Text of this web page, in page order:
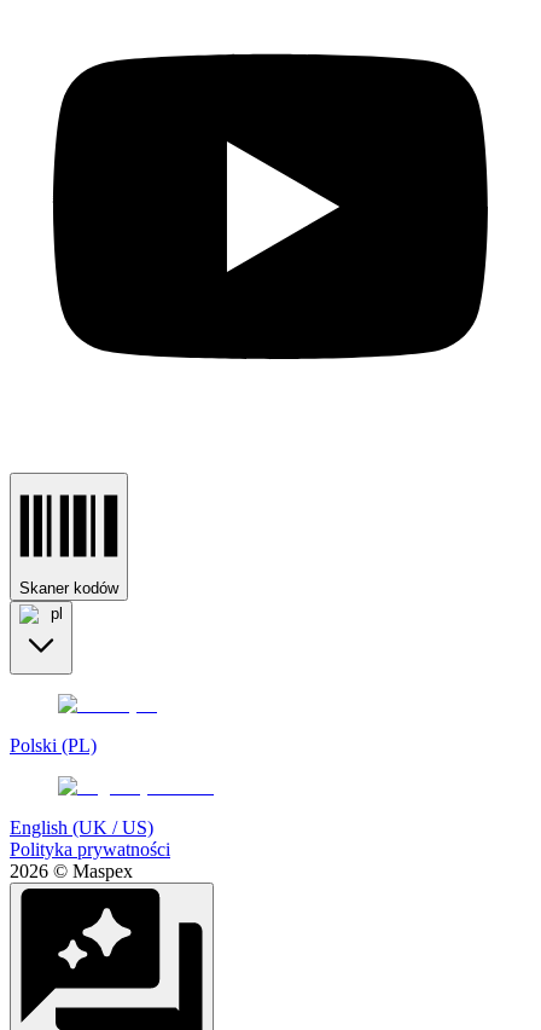
Skaner kodów
pl
Polski (PL)
English (UK / US)
Polityka prywatności
2026 © Maspex